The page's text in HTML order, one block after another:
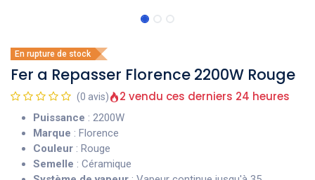
En rupture de stock
Fer a Repasser Florence 2200W Rouge
(0 avis) 2 vendu ces derniers 24 heures
Puissance : 2200W
Marque : Florence
Couleur : Rouge
Semelle : Céramique